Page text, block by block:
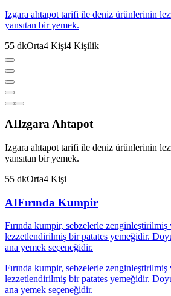
Izgara ahtapot tarifi ile deniz ürünlerinin
yansıtan bir yemek.
55 dkOrta4 Kişi4 Kişilik
AIIzgara Ahtapot
Izgara ahtapot tarifi ile deniz ürünlerinin
yansıtan bir yemek.
55 dkOrta4 Kişi
AIFırında Kumpir
Fırında kumpir, sebzelerle
lezzetlendirilmiş bir patates yemeğidir.
ana yemek seçeneğidir.
Fırında kumpir, sebzelerle
lezzetlendirilmiş bir patates yemeğidir.
ana yemek seçeneğidir.